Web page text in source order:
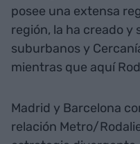
posee una extensa
región, la ha creado y
suburbanos y
mientras que aquí
Madrid y Barcelona
relación Metro/